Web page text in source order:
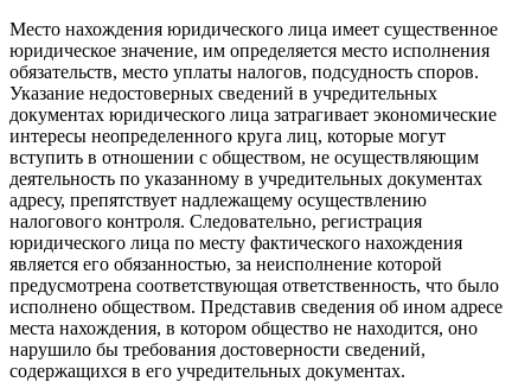
Место нахождения юридического лица имеет существенное
юридическое значение, им определяется место исполнения
обязательств, место уплаты налогов, подсудность споров.
Указание недостоверных сведений в учредительных
документах юридического лица затрагивает экономические
интересы неопределенного круга лиц, которые могут
вступить в отношении с обществом, не осуществляющим
деятельность по указанному в учредительных документах
адресу, препятствует надлежащему осуществлению
налогового контроля. Следовательно, регистрация
юридического лица по месту фактического нахождения
является его обязанностью, за неисполнение которой
предусмотрена соответствующая ответственность, что было
исполнено обществом. Представив сведения об ином адресе
места нахождения, в котором общество не находится, оно
нарушило бы требования достоверности сведений,
содержащихся в его учредительных документах.